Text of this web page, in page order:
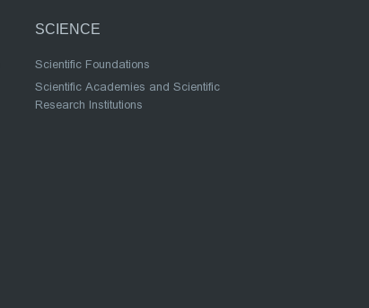
SCIENCE
Scientific Foundations
Scientific Academies and Scientific
Research Institutions